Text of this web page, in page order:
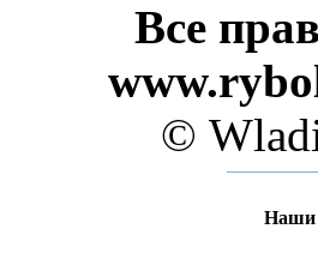
Все
©
Наши